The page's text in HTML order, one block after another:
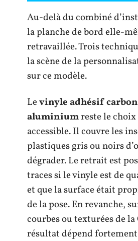
Au-delà du combiné
la planche de bord elle-
retravaillée. Trois
la scène de la
sur ce modèle.
Levinyle adhésif
aluminiumreste le
accessible. Il couvre les
plastiques gris ou noirs
dégrader. Le retrait est
traces si le vinyle est de
et que la surface était
de la pose. En revanche,
courbes ou texturées de
résultat dépend